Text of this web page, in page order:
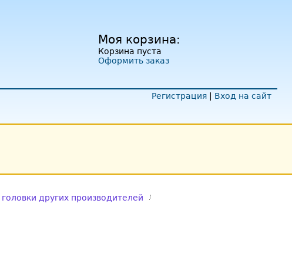
Моя корзина:
Корзина пуста
Оформить заказ
Регистрация
Вход на сайт
других производителей